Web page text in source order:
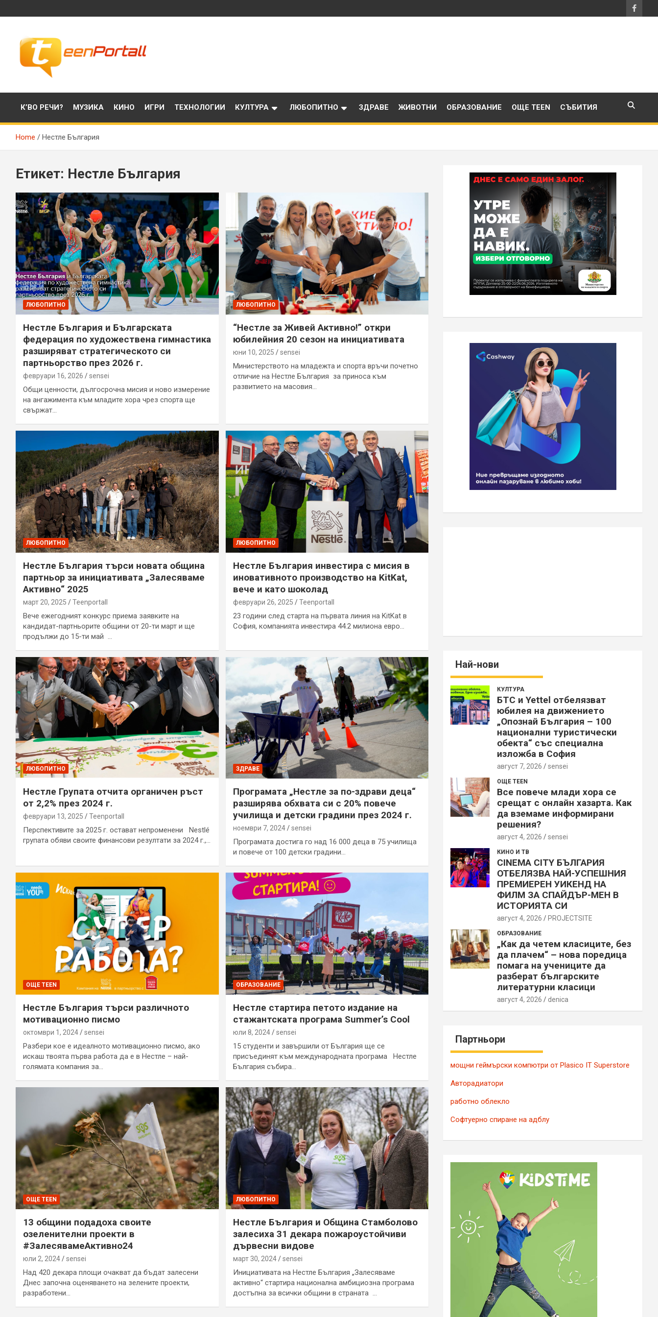
to
TeenPortall
К’ВО РЕЧИ? МУЗИКА КИНО ИГРИ ТЕХНОЛОГИИ КУЛТУРА ЛЮБОПИТНО ЗДРАВЕ ЖИВОТНИ ОБРАЗОВАНИЕ ОЩЕ TEEN СЪБИТИЯ
Home Нестле България
Етикет: Нестле България
ЛЮБОПИТНО
Нестле България и Българската
федерация по художествена гимнастика
разширяват стратегическото си
партньорство през 2026 г.
февруари 16, 2026 sensei
Общи ценности, дългосрочна мисия и ново измерение
на ангажимента към младите хора чрез спорта ще
свържат…
ЛЮБОПИТНО
“Нестле за Живей Aктивно!” откри
юбилейния 20 сезон на инициативата
юни 10, 2025 sensei
Министерството на младежта и спорта връчи почетно
отличие на Нестле България за приноса към
развитието на масовия…
ЛЮБОПИТНО
Нестле България търси новата община
партньор за инициативата „Залесяваме
Активно“ 2025
март 20, 2025 Teenportall
Вече ежегодният конкурс приема заявките на
кандидат-партньорите общини от 20-ти март и ще
продължи до 15-ти май …
ЛЮБОПИТНО
Нестле България инвестира с мисия в
иновативното производство на KitKat,
вече и като шоколад
февруари 26, 2025 Teenportall
23 години след старта на първата линия на KitKat в
София, компанията инвестира 44.2 милиона евро…
ЛЮБОПИТНО
Нестле Групата отчита органичен ръст
от 2,2% през 2024 г.
февруари 13, 2025 Teenportall
Перспективите за 2025 г. остават непроменени Nestlé
групата обяви своите финансови резултати за 2024 г.,…
ЗДРАВЕ
Програмата „Нестле за по-здрави деца“
разширява обхвата си с 20% повече
училища и детски градини през 2024 г.
ноември 7, 2024 sensei
Програмата достига го над 16 000 деца в 75 училища
и повече от 100 детски градини…
ОЩЕ TEEN
Нестле България търси различното
мотивационно писмо
октомври 1, 2024 sensei
Разбери кое е идеалното мотивационно писмо, ако
искаш твоята първа работа да е в Нестле – най-
голямата компания за…
ОБРАЗОВАНИЕ
Нестле стартира петото издание на
стажантската програма Summer’s Cool
юли 8, 2024 sensei
15 студенти и завършили от България ще се
присъединят към международната програма Нестле
България събира…
ОЩЕ TEEN
13 общини подадоха своите
озеленителни проекти в
#ЗалесявамеАктивно24
юли 2, 2024 sensei
Над 420 декара площи очакват да бъдат залесени
Днес започна оценяването на зелените проекти,
разработени…
ЛЮБОПИТНО
Нестле България и Община Стамболово
залесиха 31 декара пожароустойчиви
дървесни видове
март 30, 2024 sensei
Инициативата на Нестле България „Залесяваме
активно“ стартира национална амбициозна програма
достъпна за всички общини в страната …
Най-нови
КУЛТУРА
БТС и Yettel отбелязват
юбилея на движението
„Опознай България – 100
национални туристически
обекта“ със специална
изложба в София
август 7, 2026 sensei
ОЩЕ TEEN
Все повече млади хора се
срещат с онлайн хазарта. Как
да вземаме информирани
решения?
август 4, 2026 sensei
КИНО И ТВ
CINEMA CITY БЪЛГАРИЯ
ОТБЕЛЯЗВА НАЙ-УСПЕШНИЯ
ПРЕМИЕРЕН УИКЕНД НА
ФИЛМ ЗА СПАЙДЪР-МЕН В
ИСТОРИЯТА СИ
август 4, 2026 PROJECTSITЕ
ОБРАЗОВАНИЕ
„Как да четем класиците, без
да плачем“ – нова поредица
помага на учениците да
разберат българските
литературни класици
август 4, 2026 denica
Партньори
мощни геймърски компютри от Plasico IT Superstore
Авторадиатори
работно облекло
Софтуерно спиране на адблу